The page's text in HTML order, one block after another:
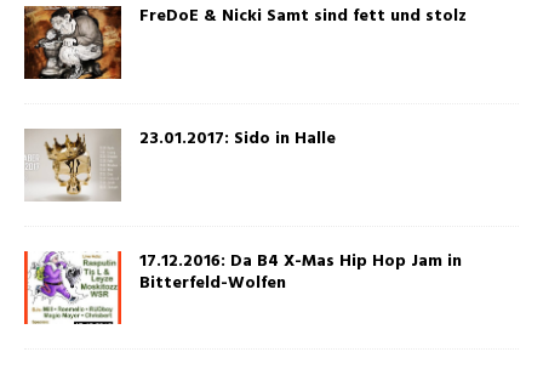
FreDoE & Nicki Samt sind fett und stolz
23.01.2017: Sido in Halle
17.12.2016: Da B4 X-Mas Hip Hop Jam in
Bitterfeld-Wolfen